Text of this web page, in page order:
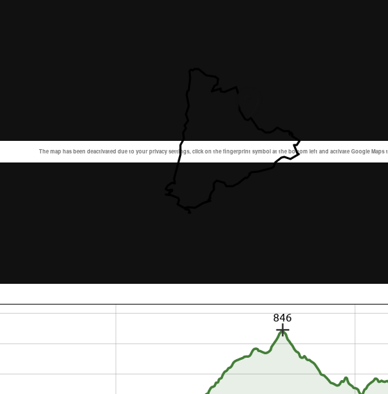
The map has been deactivated due to your privacy settings, click on the fingerprint symbol at the bottom left and activate Google Maps
846